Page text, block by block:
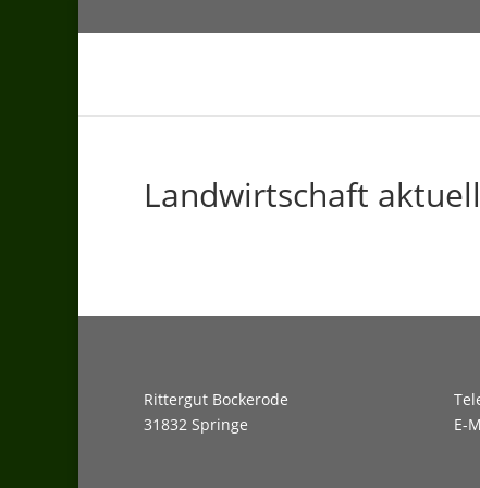
Landwirtschaft aktuell
Rittergut Bockerode
31832 Springe
E-